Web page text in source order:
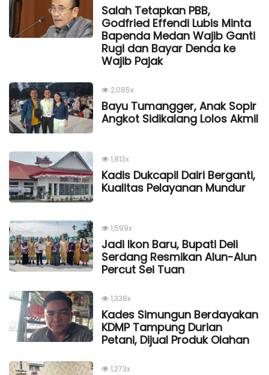
Salah Tetapkan PBB,
Godfried Effendi Lubis Minta
Bapenda Medan Wajib Ganti
Rugi dan Bayar Denda ke
Wajib Pajak
2,085x
Bayu Tumangger, Anak Sopir
Angkot Sidikalang Lolos Akmil
1,813x
Kadis Dukcapil Dairi Berganti,
Kualitas Pelayanan Mundur
1,599x
Jadi Ikon Baru, Bupati Deli
Serdang Resmikan Alun-Alun
Percut Sei Tuan
1,338x
Kades Simungun Berdayakan
KDMP Tampung Durian
Petani, Dijual Produk Olahan
1,273x